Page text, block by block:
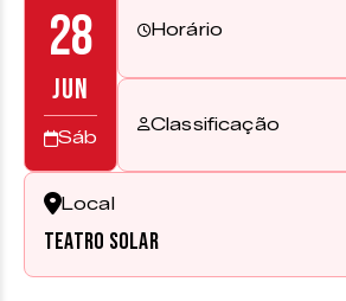
28
JUN
Sáb
Horário
Classificação
Local
Teatro Solar